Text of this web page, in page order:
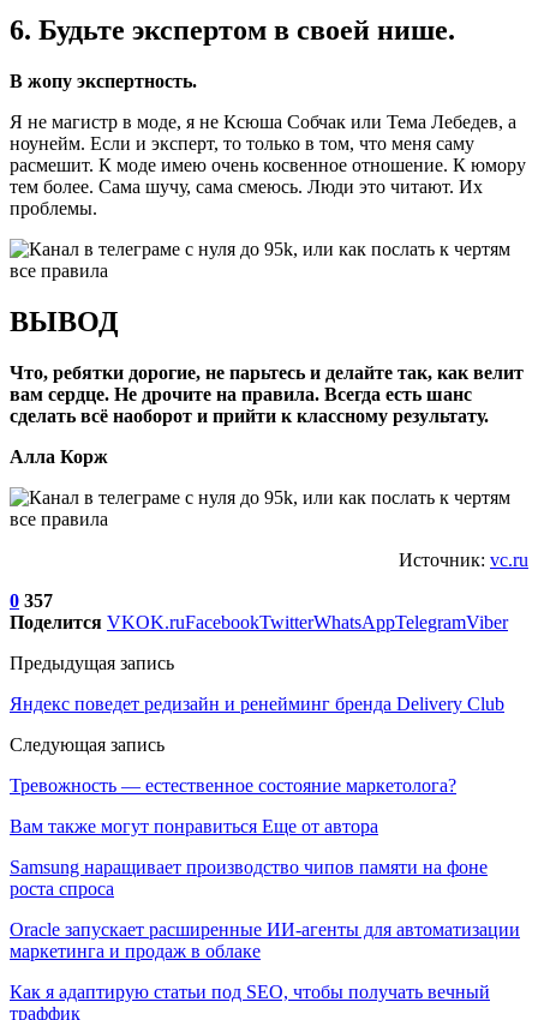
6. Будьте экспертом в своей нише.
В жопу экспертность.
Я не магистр в моде, я не Ксюша Собчак или Тема Лебедев, а
ноунейм. Если и эксперт, то только в том, что меня саму
расмешит. К моде имею очень косвенное отношение. К юмору
тем более. Сама шучу, сама смеюсь. Люди это читают. Их
проблемы.
ВЫВОД
Что, ребятки дорогие, не парьтесь и делайте так, как велит
вам сердце. Не дрочите на правила. Всегда есть шанс
сделать всё наоборот и прийти к классному результату.
Алла Корж
Источник: vc.ru
0 357
Поделится VKOK.ruFacebookTwitterWhatsAppTelegramViber
Предыдущая запись
Яндекс поведет редизайн и ренейминг бренда Delivery Club
Следующая запись
Тревожность — естественное состояние маркетолога?
Вам также могут понравиться Еще от автора
Samsung наращивает производство чипов памяти на фоне
роста спроса
Oracle запускает расширенные ИИ‑агенты для автоматизации
маркетинга и продаж в облаке
Как я адаптирую статьи под SEO, чтобы получать вечный
траффик